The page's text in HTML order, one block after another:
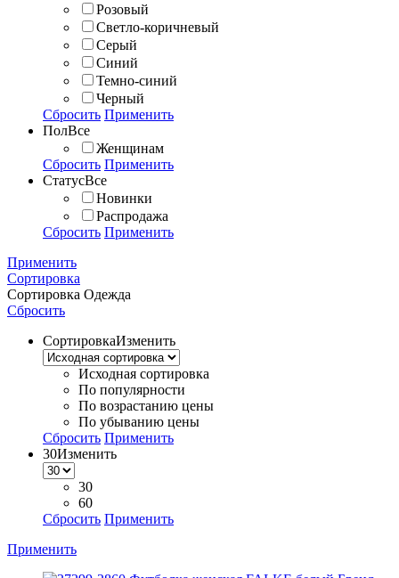
Розовый
Светло-коричневый
Серый
Синий
Темно-синий
Черный
Сбросить Применить
ПолВсе
Женщинам
Сбросить Применить
СтатусВсе
Новинки
Распродажа
Сбросить Применить
Применить
Сортировка
Сортировка Одежда
Сбросить
СортировкаИзменить
Исходная сортировка
По популярности
По возрастанию цены
По убыванию цены
Сбросить Применить
30Изменить
30
60
Сбросить Применить
Применить